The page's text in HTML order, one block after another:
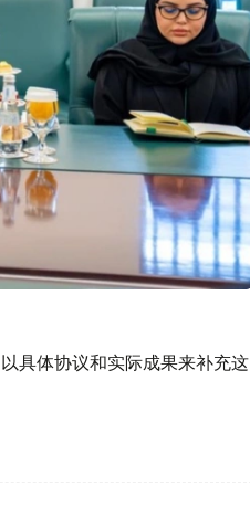
具体协议和实际成果来补充这